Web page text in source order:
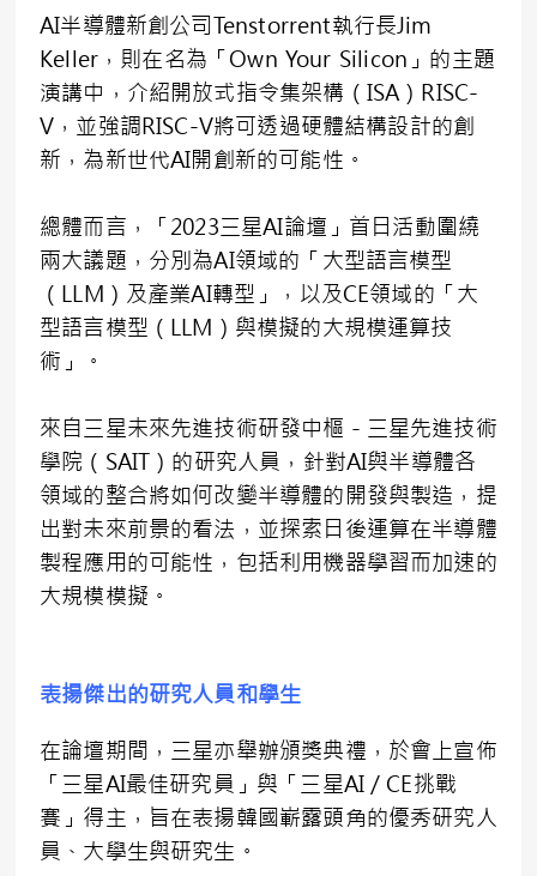
AI半導體新創公司Tenstorrent執行長Jim
Keller，則在名為「Own Your Silicon」的主題
演講中，介紹開放式指令集架構（ISA）RISC-
V，並強調RISC-V將可透過硬體結構設計的創
新，為新世代AI開創新的可能性。
總體而言，「2023三星AI論壇」首日活動圍繞
兩大議題，分別為AI領域的「大型語言模型
（LLM）及產業AI轉型」，以及CE領域的「大
型語言模型（LLM）與模擬的大規模運算技
術」。
來自三星未來先進技術研發中樞－三星先進技術
學院（SAIT）的研究人員，針對AI與半導體各
領域的整合將如何改變半導體的開發與製造，提
出對未來前景的看法，並探索日後運算在半導體
製程應用的可能性，包括利用機器學習而加速的
大規模模擬。
表揚傑出的研究人員和學生
在論壇期間，三星亦舉辦頒獎典禮，於會上宣佈
「三星AI最佳研究員」與「三星AI／CE挑戰
賽」得主，旨在表揚韓國嶄露頭角的優秀研究人
員、大學生與研究生。